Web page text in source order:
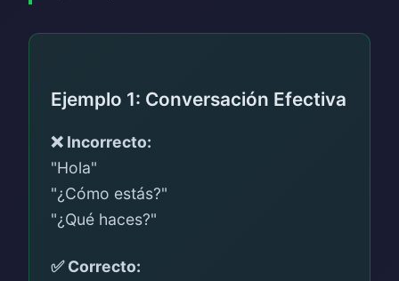
Ejemplo 1: Conversación Efectiva
❌ Incorrecto:
"Hola"
"¿Cómo estás?"
"¿Qué haces?"
✅ Correcto: